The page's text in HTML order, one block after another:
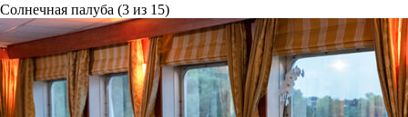
Солнечная палуба (3 из 15)